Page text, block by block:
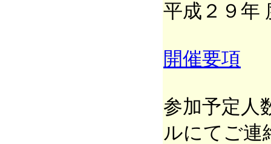
平成２９年
開催要項
参加予定人
ルにてご連